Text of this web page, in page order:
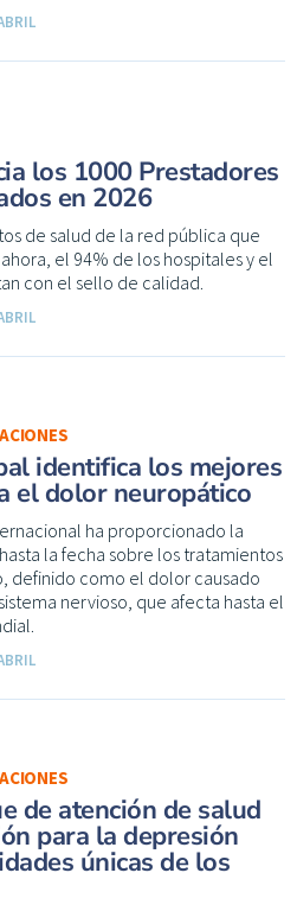
los 1000 Prestadores
en 2026
de salud de la red pública que
el 94% de los hospitales y el
con el sello de calidad.
identifica los mejores
el dolor neuropático
ha proporcionado la
la fecha sobre los tratamientos
definido como el dolor causado
nervioso, que afecta hasta el
de atención de salud
para la depresión
únicas de los